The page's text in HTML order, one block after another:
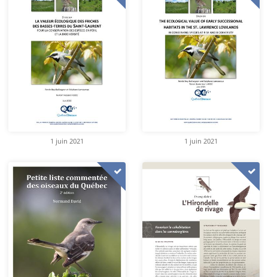
1 juin 2021 1 juin 2021